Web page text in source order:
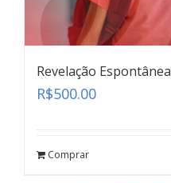
Revelação Espontânea
R$500.00
Comprar